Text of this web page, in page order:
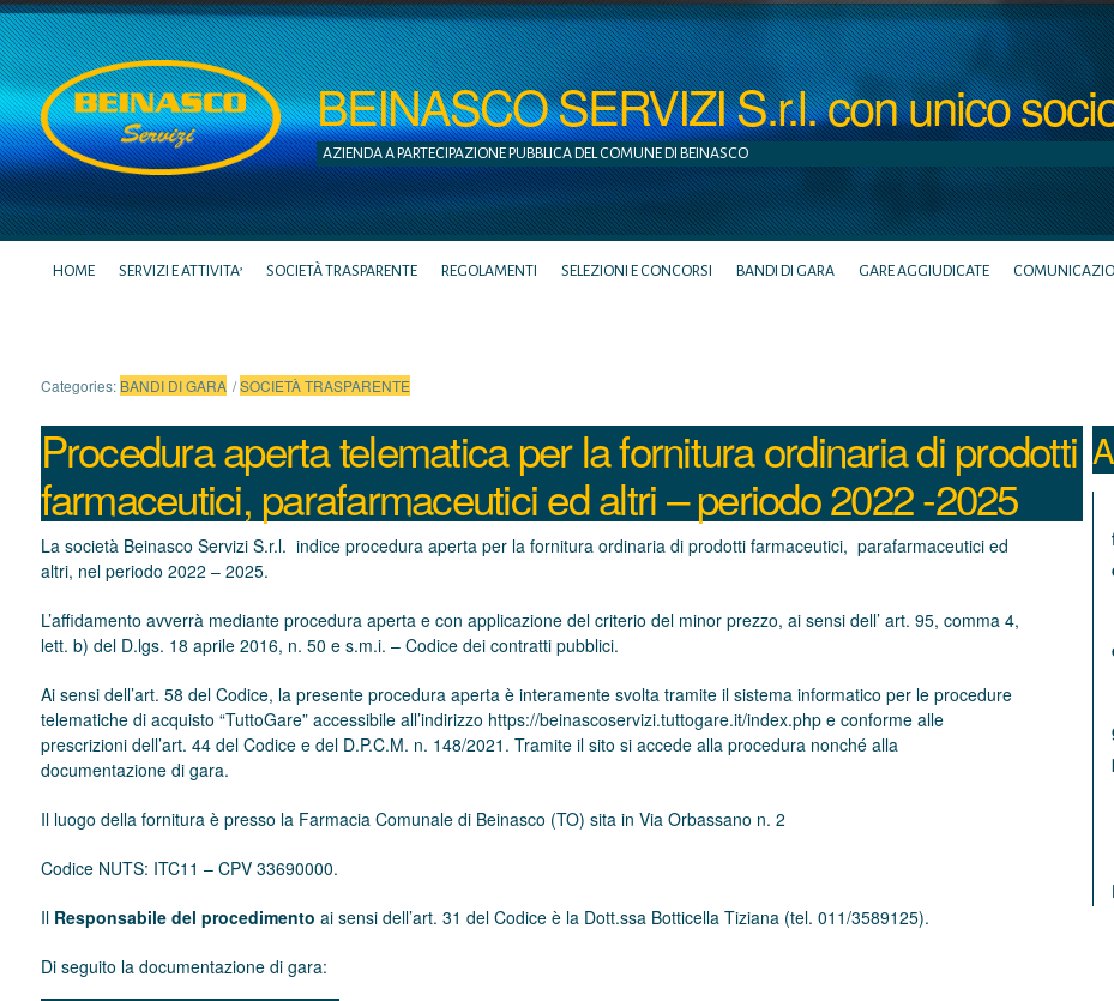
BEINASCO SERVIZI S.r.l. con unico
AZIENDA A PARTECIPAZIONE PUBBLICA DEL COMUNE DI BEINASCO
HOME SERVIZI E ATTIVITA’ SOCIETÀ TRASPARENTE REGOLAMENTI SELEZIONI E CONCORSI BANDI DI GARA GARE AGGIUDICATE
Categories: BANDI DI GARA /SOCIETÀ TRASPARENTE
Procedura aperta telematica per la fornitura ordinaria di prodotti
farmaceutici, parafarmaceutici ed altri – periodo 2022 -2025
La società Beinasco Servizi S.r.l. indice procedura aperta per la fornitura ordinaria di prodotti farmaceutici, parafarmaceutici ed
altri, nel periodo 2022 – 2025.
L’affidamento avverrà mediante procedura aperta e con applicazione del criterio del minor prezzo, ai sensi dell’ art. 95, comma 4,
lett. b) del D.lgs. 18 aprile 2016, n. 50 e s.m.i. – Codice dei contratti pubblici.
Ai sensi dell’art. 58 del Codice, la presente procedura aperta è interamente svolta tramite il sistema informatico per le procedure
telematiche di acquisto “TuttoGare” accessibile all’indirizzo https://beinascoservizi.tuttogare.it/index.php e conforme alle
prescrizioni dell’art. 44 del Codice e del D.P.C.M. n. 148/2021. Tramite il sito si accede alla procedura nonché alla
documentazione di gara.
Il luogo della fornitura è presso la Farmacia Comunale di Beinasco (TO) sita in Via Orbassano n. 2
Codice NUTS: ITC11 – CPV 33690000.
Il Responsabile del procedimento ai sensi dell’art. 31 del Codice è la Dott.ssa Botticella Tiziana (tel. 011/3589125).
Di seguito la documentazione di gara: